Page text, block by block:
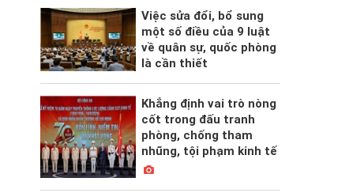
Việc sửa đổi, bổ sung
một số điều của 9 luật
về quân sự, quốc phòng
là cần thiết
Khẳng định vai trò nòng
cốt trong đấu tranh
phòng, chống tham
nhũng, tội phạm kinh tế